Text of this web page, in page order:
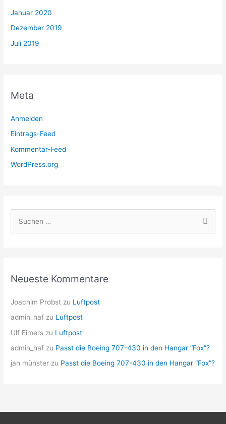
Januar 2020
Dezember 2019
Juli 2019
Meta
Anmelden
Eintrags-Feed
Kommentar-Feed
WordPress.org
n
h
:
Neueste Kommentare
Joachim Probst zu Luftpost
admin_haf zu Luftpost
Ulf Eimers zu Luftpost
admin_haf zu Passt die Boeing 707-430 in den Hangar “Fox”?
jan münster zu Passt die Boeing 707-430 in den Hangar “Fox”?